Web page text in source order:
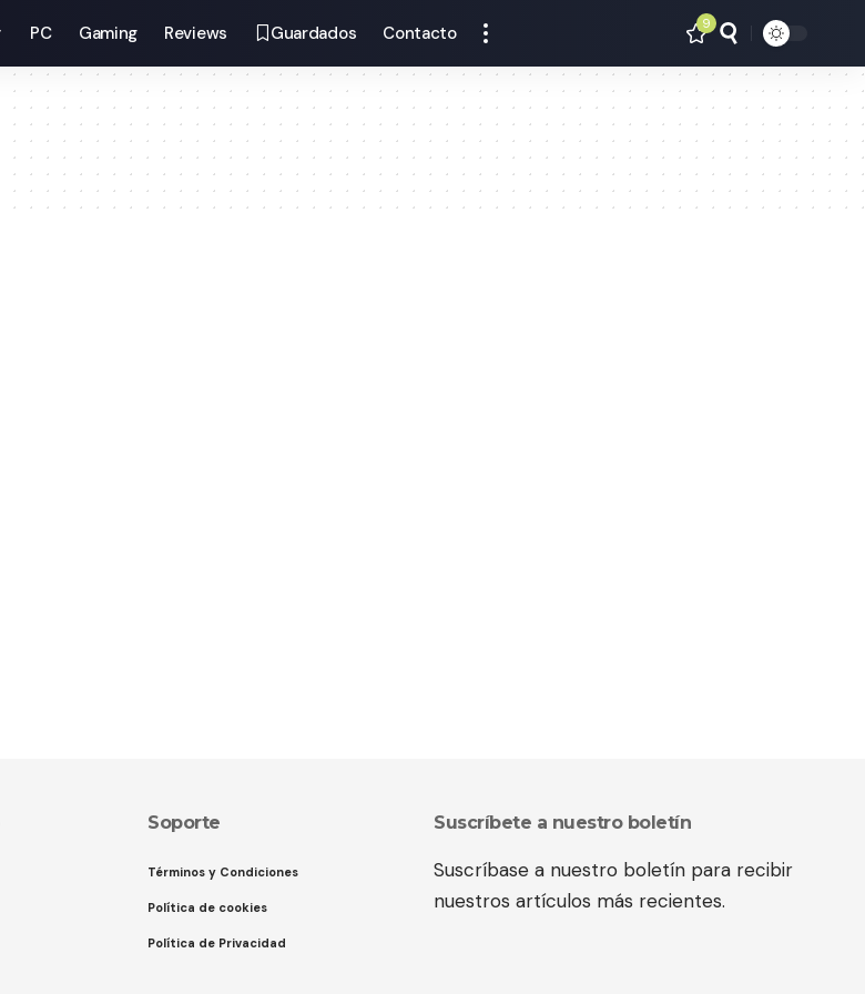
PC Gaming Reviews Guardados Contacto 9
Soporte
Términos y Condiciones
Política de cookies
Política de Privacidad
Suscríbete a nuestro boletín
Suscríbase a nuestro boletín para recibir
nuestros artículos más recientes.